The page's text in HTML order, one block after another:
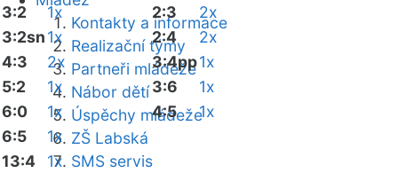
Kontakty a informace
Realizační týmy
Partneři mládeže
Nábor dětí
Úspěchy mládeže
ZŠ Labská
SMS servis
3:2
1x
3:2sn1x
4:3
2x
5:2
1x
6:0
1x
6:5
1x
13:4
1x
2:3
2x
2:4
2x
3:4pp1x
3:6
1x
4:5
1x